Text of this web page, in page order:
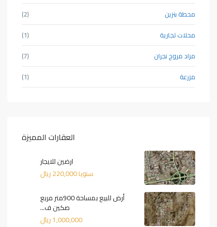
محطة بنزين
(2)
محلات تجارية
(1)
مزاد مروج نجران
(7)
مزرعة
(1)
العقارات المميزة
ارضين للايجار
سنويا
أرض للبيع بمساحة 900متر مربع
صكين ف...
1,000,000 ريال